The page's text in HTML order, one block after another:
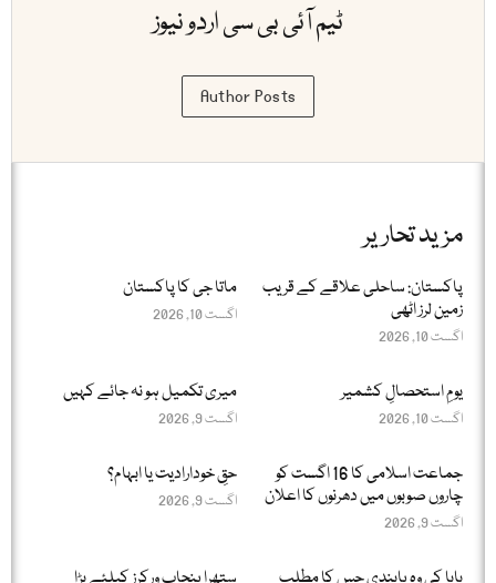
ٹیم آئی بی سی اردو نیوز
Author Posts
مزید تحاریر
پاکستان: ساحلی علاقے کے قریب
زمین لرز اٹھی
اگست 10, 2026
ماتا جی کا پاکستان
اگست 10, 2026
یومِ استحصالِ کشمیر
اگست 10, 2026
میری تکمیل ہو نہ جائے کہیں
اگست 9, 2026
جماعت اسلامی کا 16 اگست کو
چاروں صوبوں میں دھرنوں کا اعلان
اگست 9, 2026
حقِ خودارادیت یا ابہام؟
اگست 9, 2026